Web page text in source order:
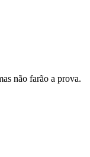
não farão a prova.